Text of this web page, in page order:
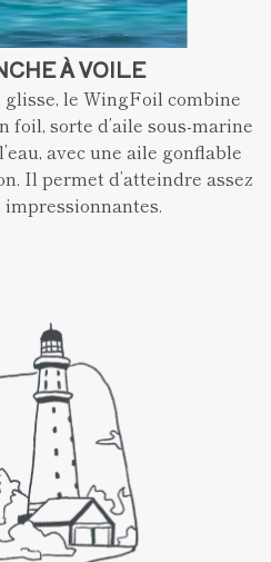
À VOILE
le WingFoil combine
foil, sorte d’aile sous-marine
avec une aile gonflable
Il permet d’atteindre assez